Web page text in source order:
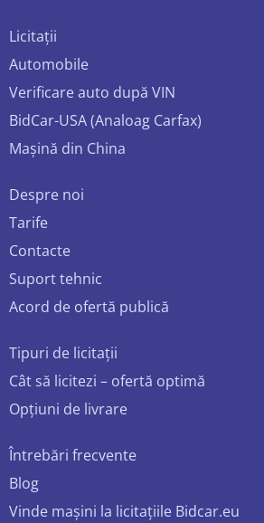
Licitații
Automobile
Verificare auto după VIN
BidCar-USA (Analoag Carfax)
Mașină din China
Despre noi
Tarife
Contacte
Suport tehnic
Acord de ofertă publică
Tipuri de licitații
Cât să licitezi – ofertă optimă
Opțiuni de livrare
Întrebări frecvente
Blog
Vinde mașini la licitațiile Bidcar.eu